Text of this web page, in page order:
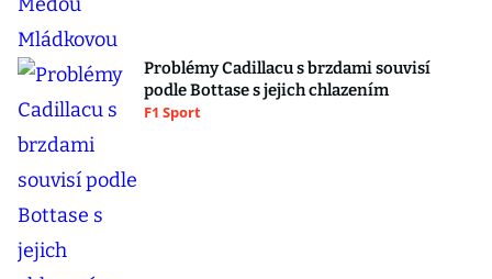
Problémy Cadillacu s brzdami souvisí
podle Bottase s jejich chlazením
F1 Sport